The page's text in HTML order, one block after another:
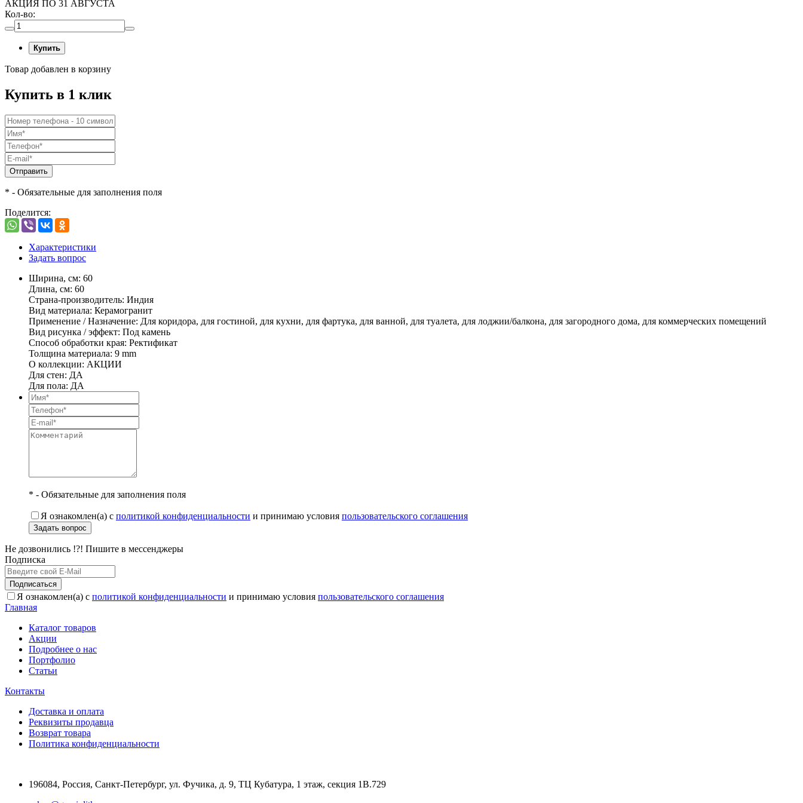
АКЦИЯ ПО 31 АВГУСТА
Кол-во:
Купить
Товар добавлен в корзину
Купить в 1 клик
Отправить
* - Обязательные для заполнения поля
Поделится:
Характеристики
Задать вопрос
Ширина, см: 60
Длина, см: 60
Страна-производитель: Индия
Вид материала: Керамогранит
Применение / Назначение: Для коридора, для гостиной, для кухни, для фартука, для ванной, для туалета, для лоджии/балкона, для загородного дома, для коммерческих помещений
Вид рисунка / эффект: Под камень
Способ обработки края: Ректификат
Толщина материала: 9 mm
О коллекции: АКЦИИ
Для стен: ДА
Для пола: ДА
* - Обязательные для заполнения поля
Я ознакомлен(а) с политикой конфиденциальности и принимаю условия пользовательского соглашения
Задать вопрос
Не дозвонились !?! Пишите в мессенджеры
Подписка
Подписаться
Я ознакомлен(а) с политикой конфиденциальности и принимаю условия пользовательского соглашения
Главная
Каталог товаров
Акции
Подробнее о нас
Портфолио
Статьи
Контакты
Доставка и оплата
Реквизиты продавца
Возврат товара
Политика конфиденциальности
196084, Россия, Санкт-Петербург, ул. Фучика, д. 9, ТЦ Кубатура, 1 этаж, секция 1В.729